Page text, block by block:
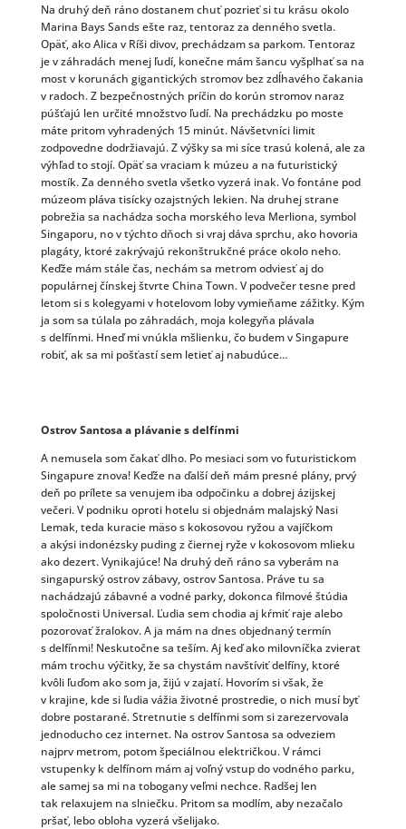
Na druhý deň ráno dostanem chuť pozrieť si tu krásu okolo
Marina Bays Sands ešte raz, tentoraz za denného svetla.
Opäť, ako Alica v Ríši divov, prechádzam sa parkom. Tentoraz
je v záhradách menej ľudí, konečne mám šancu vyšplhať sa na
most v korunách gigantických stromov bez zdĺhavého čakania
v radoch. Z bezpečnostných príčin do korún stromov naraz
púšťajú len určité množstvo ľudí. Na prechádzku po moste
máte pritom vyhradených 15 minút. Návšetvníci limit
zodpovedne dodržiavajú. Z výšky sa mi síce trasú kolená, ale za
výhľad to stojí. Opäť sa vraciam k múzeu a na futuristický
mostík. Za denného svetla všetko vyzerá inak. Vo fontáne pod
múzeom pláva tisícky ozajstných lekien. Na druhej strane
pobrežia sa nachádza socha morského leva Merliona, symbol
Singaporu, no v týchto dňoch si vraj dáva sprchu, ako hovoria
plagáty, ktoré zakrývajú rekonštrukčné práce okolo neho.
Keďže mám stále čas, nechám sa metrom odviesť aj do
populárnej čínskej štvrte China Town. V podvečer tesne pred
letom si s kolegyami v hotelovom loby vymieňame zážitky. Kým
ja som sa túlala po záhradách, moja kolegyňa plávala
s delfínmi. Hneď mi vnúkla mšlienku, čo budem v Singapure
robiť, ak sa mi pošťastí sem letieť aj nabudúce…
Ostrov Santosa a plávanie s delfínmi
A nemusela som čakať dlho. Po mesiaci som vo futuristickom
Singapure znova! Keďže na ďalší deň mám presné plány, prvý
deň po prílete sa venujem iba odpočinku a dobrej ázijskej
večeri. V podniku oproti hotelu si objednám malajský Nasi
Lemak, teda kuracie mäso s kokosovou ryžou a vajíčkom
a akýsi indonézsky puding z čiernej ryže v kokosovom mlieku
ako dezert. Vynikajúce! Na druhý deň ráno sa vyberám na
singapurský ostrov zábavy, ostrov Santosa. Práve tu sa
nachádzajú zábavné a vodné parky, dokonca filmové štúdia
spoločnosti Universal. Ľudia sem chodia aj kŕmiť raje alebo
pozorovať žralokov. A ja mám na dnes objednaný termín
s delfínmi! Neskutočne sa teším. Aj keď ako milovníčka zvierat
mám trochu výčitky, že sa chystám navštíviť delfíny, ktoré
kvôli ľuďom ako som ja, žijú v zajatí. Hovorím si však, že
v krajine, kde si ľudia vážia životné prostredie, o nich musí byť
dobre postarané. Stretnutie s delfínmi som si zarezervovala
jednoducho cez internet. Na ostrov Santosa sa odveziem
najprv metrom, potom špeciálnou električkou. V rámci
vstupenky k delfínom mám aj voľný vstup do vodného parku,
ale samej sa mi na tobogany veľmi nechce. Radšej len
tak relaxujem na slniečku. Pritom sa modlím, aby nezačalo
pršať, lebo obloha vyzerá všelijako.